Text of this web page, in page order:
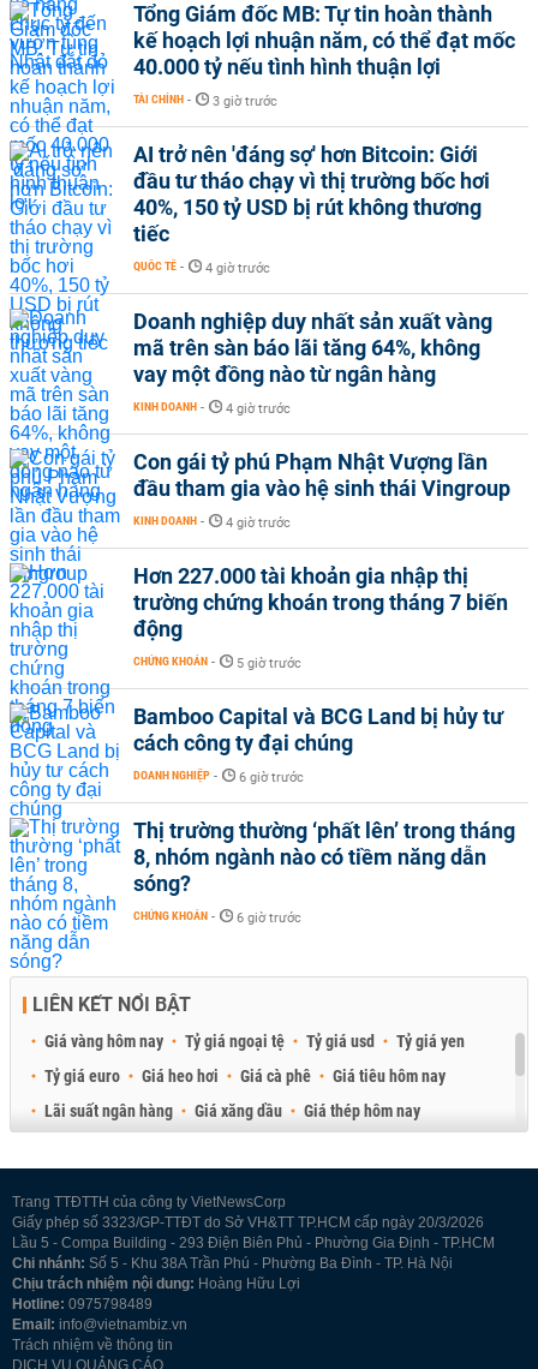
Tổng Giám đốc MB: Tự tin hoàn thành
kế hoạch lợi nhuận năm, có thể đạt mốc
40.000 tỷ nếu tình hình thuận lợi
TÀI CHÍNH - 3 giờ trước
AI trở nên 'đáng sợ' hơn Bitcoin: Giới
đầu tư tháo chạy vì thị trường bốc hơi
40%, 150 tỷ USD bị rút không thương
tiếc
QUỐC TẾ - 4 giờ trước
Doanh nghiệp duy nhất sản xuất vàng
mã trên sàn báo lãi tăng 64%, không
vay một đồng nào từ ngân hàng
KINH DOANH - 4 giờ trước
Con gái tỷ phú Phạm Nhật Vượng lần
đầu tham gia vào hệ sinh thái Vingroup
KINH DOANH - 4 giờ trước
Hơn 227.000 tài khoản gia nhập thị
trường chứng khoán trong tháng 7 biến
động
CHỨNG KHOÁN - 5 giờ trước
Bamboo Capital và BCG Land bị hủy tư
cách công ty đại chúng
DOANH NGHIỆP - 6 giờ trước
Thị trường thường ‘phất lên’ trong tháng
8, nhóm ngành nào có tiềm năng dẫn
sóng?
CHỨNG KHOÁN - 6 giờ trước
LIÊN KẾT NỔI BẬT
Giá vàng hôm nay Tỷ giá ngoại tệ Tỷ giá usd
Tỷ giá yen
Tỷ giá euro
Giá heo hơi Giá cà phê
Giá tiêu hôm nay
Lãi suất ngân hàng
Giá xăng dầu
Giá thép hôm nay
Trang TTĐTTH của công ty VietNewsCorp
Giấy phép số 3323/GP-TTĐT do Sở VH&TT TP.HCM cấp ngày 20/3/2026
Lầu 5 - Compa Building - 293 Điện Biên Phủ - Phường Gia Định - TP.HCM
Chi nhánh: Số 5 - Khu 38A Trần Phú - Phường Ba Đình - TP. Hà Nội
Chịu trách nhiệm nội dung: Hoàng Hữu Lợi
Hotline: 0975798489
Email: info@vietnambiz.vn
Trách nhiệm về thông tin
DỊCH VỤ QUẢNG CÁO